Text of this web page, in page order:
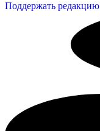
Поддержать редакцию